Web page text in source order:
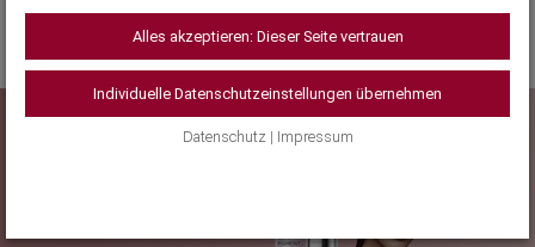
Alles akzeptieren: Dieser Seite vertrauen
Individuelle Datenschutzeinstellungen übernehmen
Datenschutz| Impressum